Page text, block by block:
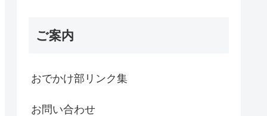
ご案内
おでかけ部リンク集
お問い合わせ